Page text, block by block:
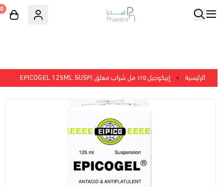
0
الرئيسية إبيكوجيل ١٢٥ مل شراب معلق |EPICOGEL 125ML SUSP